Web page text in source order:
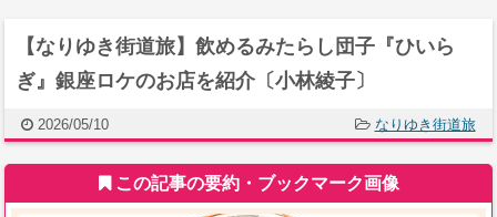
【なりゆき街道旅】飲めるみたらし団子『ひいら
ぎ』銀座ロケのお店を紹介〔小林綾子〕
2026/05/10 なりゆき街道旅
この記事の要約・ブックマーク画像